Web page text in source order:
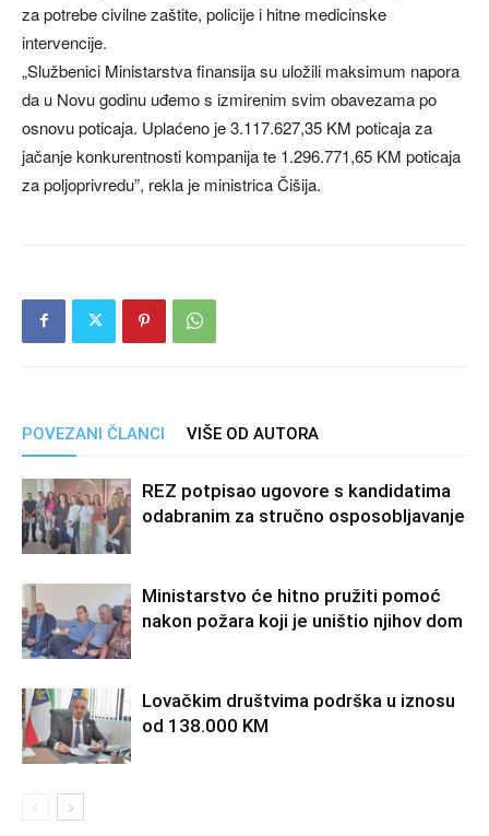
za potrebe civilne zaštite, policije i hitne medicinske
intervencije.
„Službenici Ministarstva finansija su uložili maksimum napora
da u Novu godinu uđemo s izmirenim svim obavezama po
osnovu poticaja. Uplaćeno je 3.117.627,35 KM poticaja za
jačanje konkurentnosti kompanija te 1.296.771,65 KM poticaja
za poljoprivredu”, rekla je ministrica Čišija.
POVEZANI ČLANCI VIŠE OD AUTORA
REZ potpisao ugovore s kandidatima
odabranim za stručno osposobljavanje
Ministarstvo će hitno pružiti pomoć
nakon požara koji je uništio njihov dom
Lovačkim društvima podrška u iznosu
od 138.000 KM